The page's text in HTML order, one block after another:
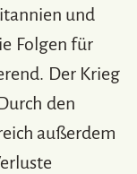
und
Folgen für
Der Krieg
den
außerdem